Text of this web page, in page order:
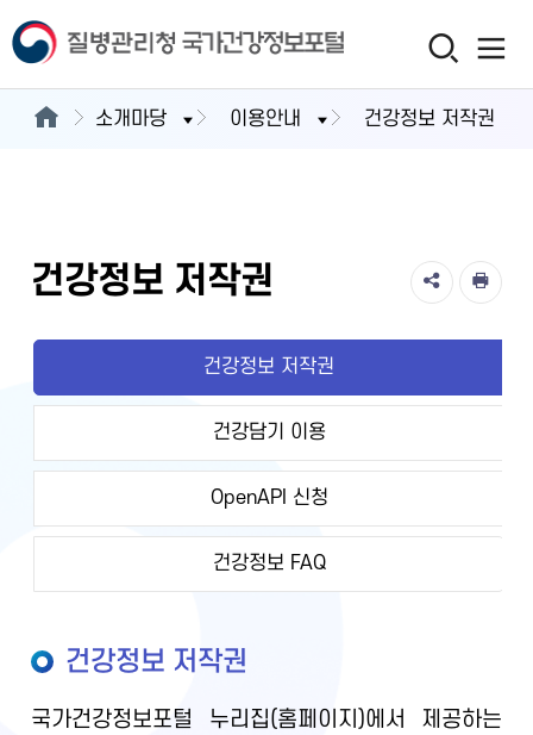
소개마당 이용안내 건강정보 저작권
건강정보 저작권
건강정보 저작권
건강담기 이용
OpenAPI 신청
건강정보 FAQ
건강정보 저작권
국가건강정보포털 누리집(홈페이지)에서 제공하는